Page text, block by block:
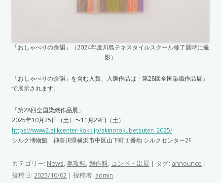
「おしゃべりの余韻」（2024年度川島テキスタイルスクール修了展時に撮
影）
「おしゃべりの余韻」を含む入賞、入選作品は「第28回全国染織作品展」
で展示されます。
「第28回全国染織作品展」
2025年10月25日（土）〜11月29日（土）
https://www2.silkcenter-kbkk.jp/akinotokubetsuten_2025/
シルク博物館 神奈川県横浜市中区山下町１番地 シルクセンター2F
カテゴリー: News,専攻科,創作科, コンペ・出展 | タグ: announce |
投稿日: 2025/10/02 | 投稿者: admin